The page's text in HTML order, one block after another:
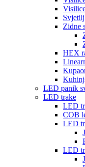
Zidne
HEX
LED panik
LED trake
LED
COB
LED
LED